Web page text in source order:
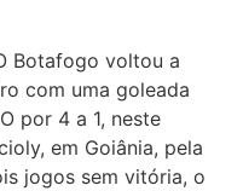
Botafogo voltou a
com uma goleada
por 4 a 1, neste
em Goiânia, pela
jogos sem vitória, o